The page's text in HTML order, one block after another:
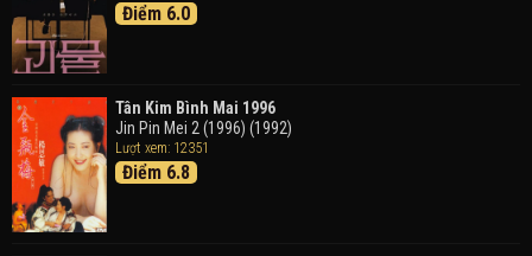
Điểm 6.0
Tân Kim Bình Mai 1996
Jin Pin Mei 2 (1996) (1992)
Lượt xem: 12351
Điểm 6.8